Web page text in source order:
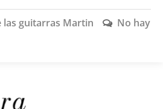
las guitarras Martin
No hay